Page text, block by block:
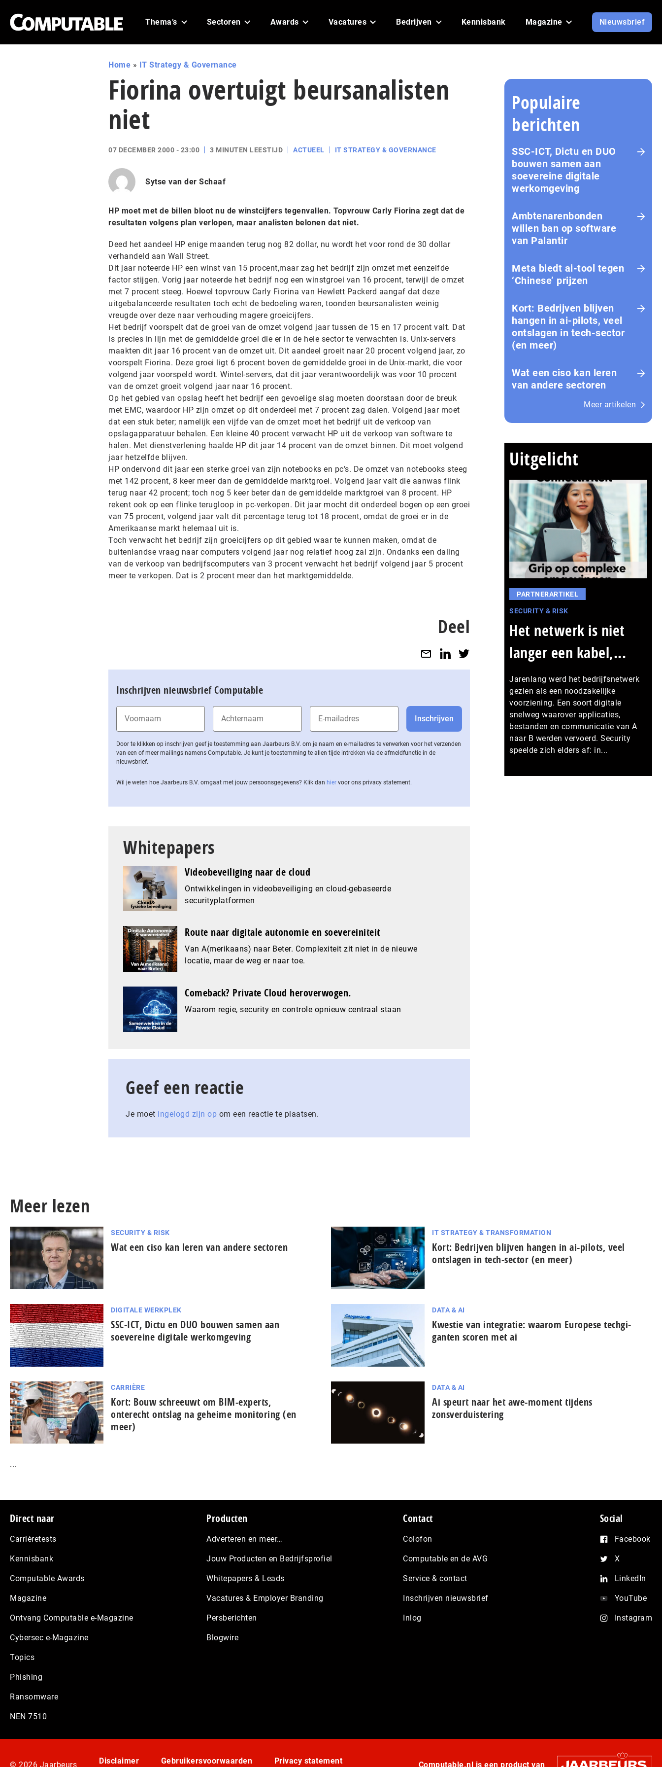
Thema’s Sectoren Awards Vacatures Bedrijven Kennisbank Magazine Nieuwsbrief
Home » IT Strategy & Governance
Fiorina overtuigt beursanalisten
niet
07 DECEMBER 2000 - 23:00 3 MINUTEN LEESTIJD ACTUEEL IT STRATEGY & GOVERNANCE
Sytse van der Schaaf
HP moet met de billen bloot nu de winstcijfers tegenvallen. Topvrouw Carly Fiorina zegt dat de
resultaten volgens plan verlopen, maar analisten belonen dat niet.
Deed het aandeel HP enige maanden terug nog 82 dollar, nu wordt het voor rond de 30 dollar
verhandeld aan Wall Street.
Dit jaar noteerde HP een winst van 15 procent,maar zag het bedrijf zijn omzet met eenzelfde
factor stijgen. Vorig jaar noteerde het bedrijf nog een winstgroei van 16 procent, terwijl de omzet
met 7 procent steeg. Hoewel topvrouw Carly Fiorina van Hewlett Packerd aangaf dat deze
uitgebalanceerde resultaten toch echt de bedoeling waren, toonden beursanalisten weinig
vreugde over deze naar verhouding magere groeicijfers.
Het bedrijf voorspelt dat de groei van de omzet volgend jaar tussen de 15 en 17 procent valt. Dat
is precies in lijn met de gemiddelde groei die er in de hele sector te verwachten is. Unix-servers
maakten dit jaar 16 procent van de omzet uit. Dit aandeel groeit naar 20 procent volgend jaar, zo
voorspelt Fiorina. Deze groei ligt 6 procent boven de gemiddelde groei in de Unix-markt, die voor
volgend jaar voorspeld wordt. Wintel-servers, dat dit jaar verantwoordelijk was voor 10 procent
van de omzet groeit volgend jaar naar 16 procent.
Op het gebied van opslag heeft het bedrijf een gevoelige slag moeten doorstaan door de breuk
met EMC, waardoor HP zijn omzet op dit onderdeel met 7 procent zag dalen. Volgend jaar moet
dat een stuk beter; namelijk een vijfde van de omzet moet het bedrijf uit de verkoop van
opslagapparatuur behalen. Een kleine 40 procent verwacht HP uit de verkoop van software te
halen. Met dienstverlening haalde HP dit jaar 14 procent van de omzet binnen. Dit moet volgend
jaar hetzelfde blijven.
HP ondervond dit jaar een sterke groei van zijn notebooks en pc’s. De omzet van notebooks steeg
met 142 procent, 8 keer meer dan de gemiddelde marktgroei. Volgend jaar valt die aanwas flink
terug naar 42 procent; toch nog 5 keer beter dan de gemiddelde marktgroei van 8 procent. HP
rekent ook op een flinke terugloop in pc-verkopen. Dit jaar mocht dit onderdeel bogen op een groei
van 75 procent, volgend jaar valt dit percentage terug tot 18 procent, omdat de groei er in de
Amerikaanse markt helemaal uit is.
Toch verwacht het bedrijf zijn groeicijfers op dit gebied waar te kunnen maken, omdat de
buitenlandse vraag naar computers volgend jaar nog relatief hoog zal zijn. Ondanks een daling
van de verkoop van bedrijfscomputers van 3 procent verwacht het bedrijf volgend jaar 5 procent
meer te verkopen. Dat is 2 procent meer dan het marktgemiddelde.
Deel
Inschrijven nieuwsbrief Computable
Door te klikken op inschrijven geef je toestemming aan Jaarbeurs B.V. om je naam en e-mailadres te verwerken voor het verzenden
van een of meer mailings namens Computable. Je kunt je toestemming te allen tijde intrekken via de af­meld­func­tie in de
nieuwsbrief.
Wil je weten hoe Jaarbeurs B.V. omgaat met jouw per­soons­ge­ge­vens? Klik dan hier voor ons privacy statement.
Whitepapers
Videobeveiliging naar de cloud
Ontwikkelingen in videobeveiliging en cloud-gebaseerde
securityplatformen
Route naar digitale autonomie en soevereiniteit
Van A(merikaans) naar Beter. Complexiteit zit niet in de nieuwe
locatie, maar de weg er naar toe.
Comeback? Private Cloud heroverwogen.
Waarom regie, security en controle opnieuw centraal staan
Geef een reactie
Je moet ingelogd zijn op om een reactie te plaatsen.
Populaire
berichten
SSC-ICT, Dictu en DUO
bouwen samen aan
soevereine digitale
werkomgeving
Ambtenarenbonden
willen ban op software
van Palantir
Meta biedt ai-tool tegen
‘Chinese’ prijzen
Kort: Bedrijven blijven
hangen in ai-pilots, veel
ontslagen in tech-sector
(en meer)
Wat een ciso kan leren
van andere sectoren
Meer artikelen
Uitgelicht
PARTNERARTIKEL
SECURITY & RISK
Het netwerk is niet
langer een kabel,...
Jarenlang werd het bedrijfsnetwerk
gezien als een noodzakelijke
voorziening. Een soort digitale
snelweg waarover applicaties,
bestanden en communicatie van A
naar B werden vervoerd. Security
speelde zich elders af: in...
Meer lezen
SECURITY & RISK
Wat een ciso kan leren van andere sectoren
IT STRATEGY & TRANSFORMATION
Kort: Bedrijven blijven hangen in ai-pilots, veel
ontslagen in tech-sector (en meer)
DIGITALE WERKPLEK
SSC-ICT, Dictu en DUO bouwen samen aan
soevereine digitale werkomgeving
DATA & AI
Kwestie van integratie: waarom Europese tech­gi­
gan­ten scoren met ai
CARRIÈRE
Kort: Bouw schreeuwt om BIM-experts,
onterecht ontslag na geheime monitoring (en
meer)
DATA & AI
Ai speurt naar het awe-moment tijdens
zonsverduistering
...
Footer
Direct naar
Carrièretests
Kennisbank
Computable Awards
Magazine
Ontvang Computable e-Magazine
Cybersec e-Magazine
Topics
Phishing
Ransomware
NEN 7510
Producten
Adverteren en meer…
Jouw Producten en Bedrijfsprofiel
Whitepapers & Leads
Vacatures & Employer Branding
Persberichten
Blogwire
Contact
Colofon
Computable en de AVG
Service & contact
Inschrijven nieuwsbrief
Inlog
Social
Facebook
X
LinkedIn
YouTube
Instagram
© 2026 Jaarbeurs Disclaimer Gebruikersvoorwaarden Privacy statement Computable.nl is een product van